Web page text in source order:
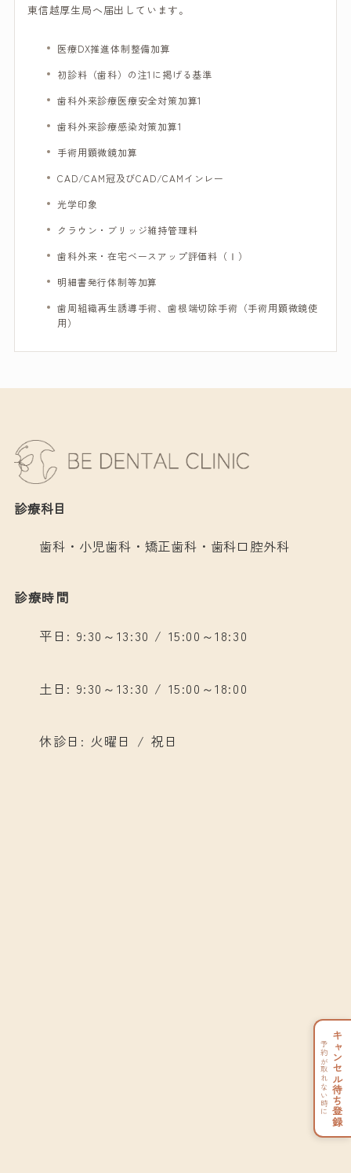
キャンセル待ち登録
予約が取れない時に
東信越厚生局へ届出しています。
医療DX推進体制整備加算
初診料（歯科）の注1に掲げる基準
歯科外来診療医療安全対策加算1
歯科外来診療感染対策加算1
手術用顕微鏡加算
CAD/CAM冠及びCAD/CAMインレー
光学印象
クラウン・ブリッジ維持管理料
歯科外来・在宅ベースアップ評価料（Ⅰ）
明細書発行体制等加算
歯周組織再生誘導手術、歯根端切除手術（手術用顕微鏡使
用）
診療科目
歯科・小児歯科・矯正歯科・歯科口腔外科
診療時間
平日: 9:30～13:30 / 15:00～18:30
土日: 9:30～13:30 / 15:00～18:00
休診日: 火曜日 / 祝日